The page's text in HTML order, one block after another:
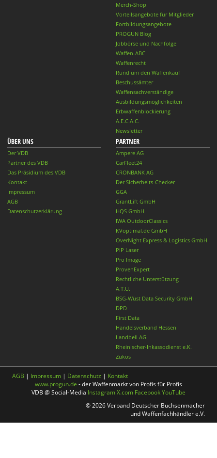
Merch-Shop
Vorteilsangebote für Mitglieder
Fortbildungsangebote
PROGUN Blog
Jobbörse und Nachfolge
Waffen-ABC
Waffenrecht
Rund um den Waffenkauf
Beschussämter
Waffensachverständige
Ausbildungsmöglichkeiten
Erbwaffenblockierung
A.E.C.A.C.
Newsletter
ÜBER UNS
Der VDB
Partner des VDB
Das Präsidium des VDB
Kontakt
Impressum
AGB
Datenschutzerklärung
PARTNER
Ampere AG
CarFleet24
CRONBANK AG
Der Sicherheits-Checker
GGA
GrantLift GmbH
HQS GmbH
IWA OutdoorClassics
KVoptimal.de GmbH
OverNight Express & Logistics GmbH
PiP Laser
Pro Image
ProvenExpert
Rechtliche Unterstützung
A.T.U.
BSG-Wüst Data Security GmbH
DPD
First Data
Handelsverband Hessen
Landbell AG
Rheinischer-Inkassodienst e.K.
Zukos
AGB | Impressum | Datenschutz | Kontakt
www.progun.de - der Waffenmarkt von Profis für Profis
VDB @ Social-Media InstagramX.com FacebookYouTube
© 2026 Verband Deutscher Büchsenmacher
und Waffenfachhändler e.V.